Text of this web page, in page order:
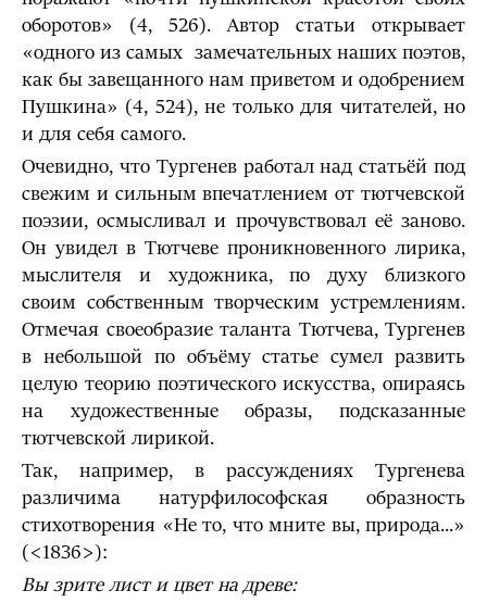
оборотов» (4, 526). Автор статьи открывает
«одного из самых замечательных наших поэтов,
как бы завещанного нам приветом и одобрением
Пушкина» (4, 524), не только для читателей, но
и для себя самого.
Очевидно, что Тургенев работал над статьёй под
свежим и сильным впечатлением от тютчевской
поэзии, осмысливал и прочувствовал её заново.
Он увидел в Тютчеве проникновенного лирика,
мыслителя и художника, по духу близкого
своим собственным творческим устремлениям.
Отмечая своеобразие таланта Тютчева, Тургенев
в небольшой по объёму статье сумел развить
целую теорию поэтического искусства, опираясь
на художественные образы, подсказанные
тютчевской лирикой.
Так, например, в рассуждениях Тургенева
различима натурфилософская образность
стихотворения «Не то, что мните вы, природа...»
(<1836>):
Вы зрите лист и цвет на древе: